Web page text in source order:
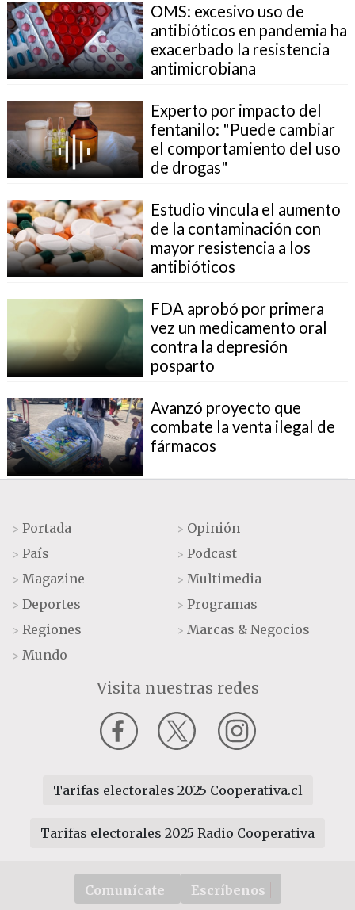
OMS: excesivo uso de
antibióticos en pandemia ha
exacerbado la resistencia
antimicrobiana
Experto por impacto del
fentanilo: "Puede cambiar
el comportamiento del uso
de drogas"
Estudio vincula el aumento
de la contaminación con
mayor resistencia a los
antibióticos
FDA aprobó por primera
vez un medicamento oral
contra la depresión
posparto
Avanzó proyecto que
combate la venta ilegal de
fármacos
> Portada
> País
> Magazine
> Deportes
> Regiones
> Mundo
> Opinión
> Podcast
> Multimedia
> Programas
> Marcas & Negocios
Visita nuestras redes
Tarifas electorales 2025 Cooperativa.cl
Tarifas electorales 2025 Radio Cooperativa
Comunícate Escríbenos